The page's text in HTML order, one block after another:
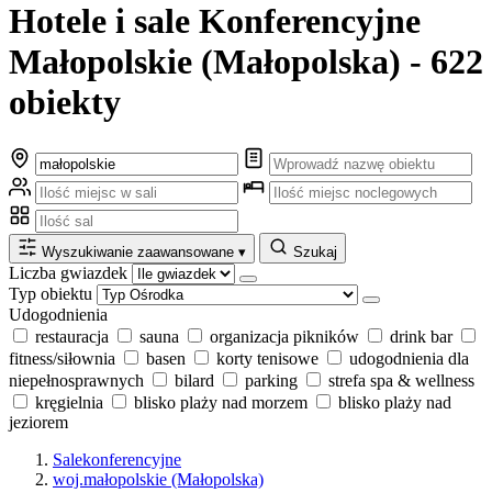
Hotele i sale Konferencyjne
Małopolskie (Małopolska) - 622
obiekty
Wyszukiwanie zaawansowane ▾ Szukaj
Liczba gwiazdek
Typ obiektu
Udogodnienia
restauracja
sauna organizacja pikników
drink bar
fitness/siłownia
basen korty tenisowe
udogodnienia dla
niepełnosprawnych
bilard parking
strefa spa & wellness
kręgielnia
blisko plaży nad morzem
blisko plaży nad
jeziorem
Salekonferencyjne
woj.małopolskie (Małopolska)